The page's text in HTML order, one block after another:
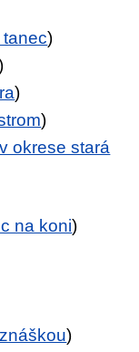
)
)
)
okrese stará
na koni)
)